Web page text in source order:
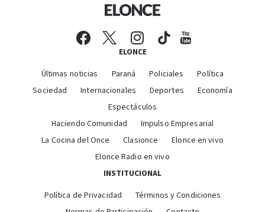
ELONCE
Últimas noticias Paraná Policiales
Política
Sociedad
Internacionales Deportes
Economía
Espectáculos
Haciendo Comunidad
Impulso Empresarial
La Cocina del Once
Clasionce
Elonce en vivo
Elonce Radio en vivo
INSTITUCIONAL
Política de Privacidad
Términos y Condiciones